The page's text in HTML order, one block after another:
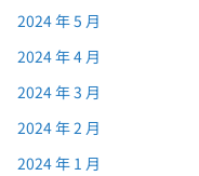
2024 年 5 月
2024 年 4 月
2024 年 3 月
2024 年 2 月
2024 年 1 月